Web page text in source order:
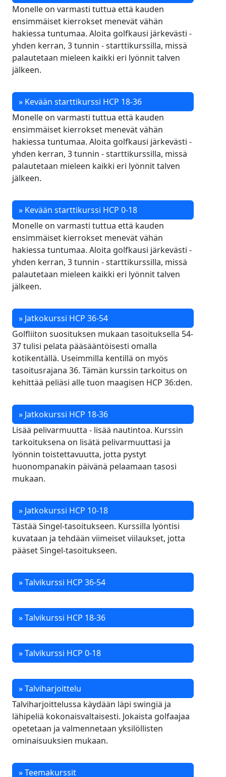
Monelle on varmasti tuttua että kauden
ensimmäiset kierrokset menevät vähän
hakiessa tuntumaa. Aloita golfkausi järkevästi -
yhden kerran, 3 tunnin - starttikurssilla, missä
palautetaan mieleen kaikki eri lyönnit talven
jälkeen.
» Kevään starttikurssi HCP 18-36
Monelle on varmasti tuttua että kauden
ensimmäiset kierrokset menevät vähän
hakiessa tuntumaa. Aloita golfkausi järkevästi -
yhden kerran, 3 tunnin - starttikurssilla, missä
palautetaan mieleen kaikki eri lyönnit talven
jälkeen.
» Kevään starttikurssi HCP 0-18
Monelle on varmasti tuttua että kauden
ensimmäiset kierrokset menevät vähän
hakiessa tuntumaa. Aloita golfkausi järkevästi -
yhden kerran, 3 tunnin - starttikurssilla, missä
palautetaan mieleen kaikki eri lyönnit talven
jälkeen.
» Jatkokurssi HCP 36-54
Golfliiton suosituksen mukaan tasoituksella 54-
37 tulisi pelata pääsääntöisesti omalla
kotikentällä. Useimmilla kentillä on myös
tasoitusrajana 36. Tämän kurssin tarkoitus on
kehittää peliäsi alle tuon maagisen HCP 36:den.
» Jatkokurssi HCP 18-36
Lisää pelivarmuutta - lisää nautintoa. Kurssin
tarkoituksena on lisätä pelivarmuuttasi ja
lyönnin toistettavuutta, jotta pystyt
huonompanakin päivänä pelaamaan tasosi
mukaan.
» Jatkokurssi HCP 10-18
Tästää Singel-tasoitukseen. Kurssilla lyöntisi
kuvataan ja tehdään viimeiset viilaukset, jotta
pääset Singel-tasoitukseen.
» Talvikurssi HCP 36-54
» Talvikurssi HCP 18-36
» Talvikurssi HCP 0-18
» Talviharjoittelu
Talviharjoittelussa käydään läpi swingiä ja
lähipeliä kokonaisvaltaisesti. Jokaista golfaajaa
opetetaan ja valmennetaan yksilöllisten
ominaisuuksien mukaan.
» Teemakurssit